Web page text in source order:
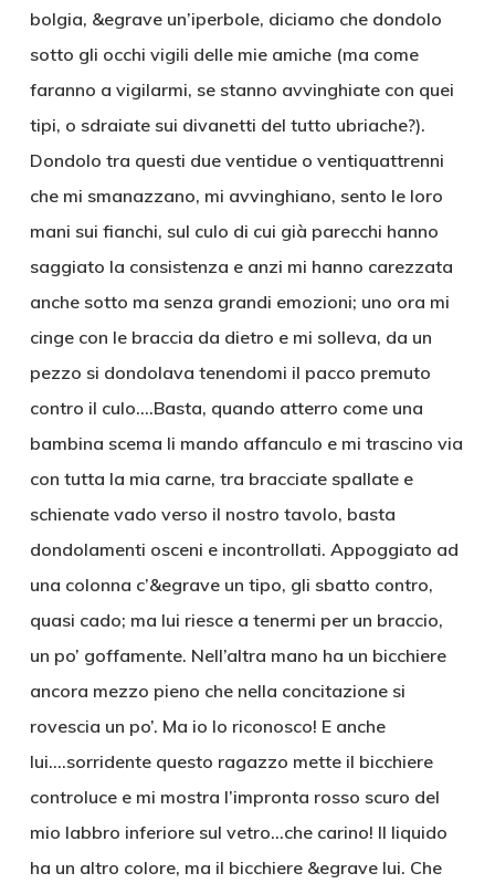
bolgia, &egrave un’iperbole, diciamo che dondolo
sotto gli occhi vigili delle mie amiche (ma come
faranno a vigilarmi, se stanno avvinghiate con quei
tipi, o sdraiate sui divanetti del tutto ubriache?).
Dondolo tra questi due ventidue o ventiquattrenni
che mi smanazzano, mi avvinghiano, sento le loro
mani sui fianchi, sul culo di cui già parecchi hanno
saggiato la consistenza e anzi mi hanno carezzata
anche sotto ma senza grandi emozioni; uno ora mi
cinge con le braccia da dietro e mi solleva, da un
pezzo si dondolava tenendomi il pacco premuto
contro il culo….Basta, quando atterro come una
bambina scema li mando affanculo e mi trascino via
con tutta la mia carne, tra bracciate spallate e
schienate vado verso il nostro tavolo, basta
dondolamenti osceni e incontrollati. Appoggiato ad
una colonna c’&egrave un tipo, gli sbatto contro,
quasi cado; ma lui riesce a tenermi per un braccio,
un po’ goffamente. Nell’altra mano ha un bicchiere
ancora mezzo pieno che nella concitazione si
rovescia un po’. Ma io lo riconosco! E anche
lui….sorridente questo ragazzo mette il bicchiere
controluce e mi mostra l’impronta rosso scuro del
mio labbro inferiore sul vetro…che carino! Il liquido
ha un altro colore, ma il bicchiere &egrave lui. Che